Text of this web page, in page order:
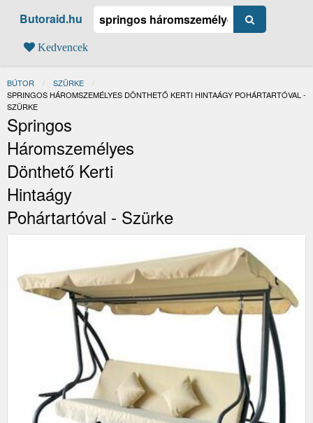
Butoraid.hu
Kedvencek
BÚTOR
SZÜRKE
JELENLEGI:
SPRINGOS HÁROMSZEMÉLYES DÖNTHETŐ KERTI HINTAÁGY POHÁRTARTÓVAL -
SZÜRKE
Springos
Háromszemélyes
Dönthető Kerti
Hintaágy
Pohártartóval - Szürke